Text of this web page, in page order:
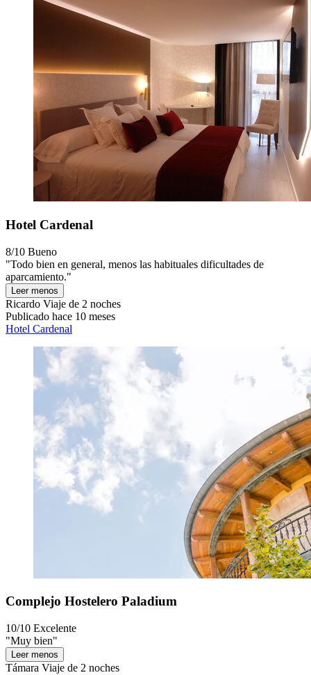
Hotel Cardenal
8/10 Bueno
"Todo bien en general, menos las habituales dificultades de
aparcamiento."
Leer menos
Ricardo Viaje de 2 noches
Publicado hace 10 meses
Hotel Cardenal
Complejo Hostelero Paladium
10/10 Excelente
"Muy bien"
Leer menos
Támara Viaje de 2 noches